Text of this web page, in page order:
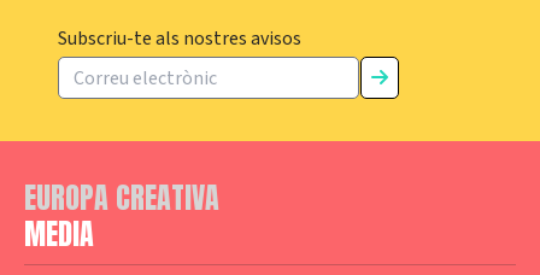
Subscriu-te als nostres avisos
EUROPA CREATIVA
MEDIA